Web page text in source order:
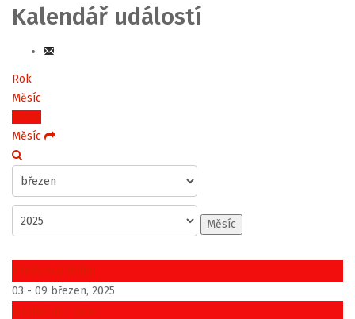
Kalendář událostí
Rok
Měsíc
Týden
Měsíc
Měsíc
Předchozí týden
03 - 09 březen, 2025
Následující týden